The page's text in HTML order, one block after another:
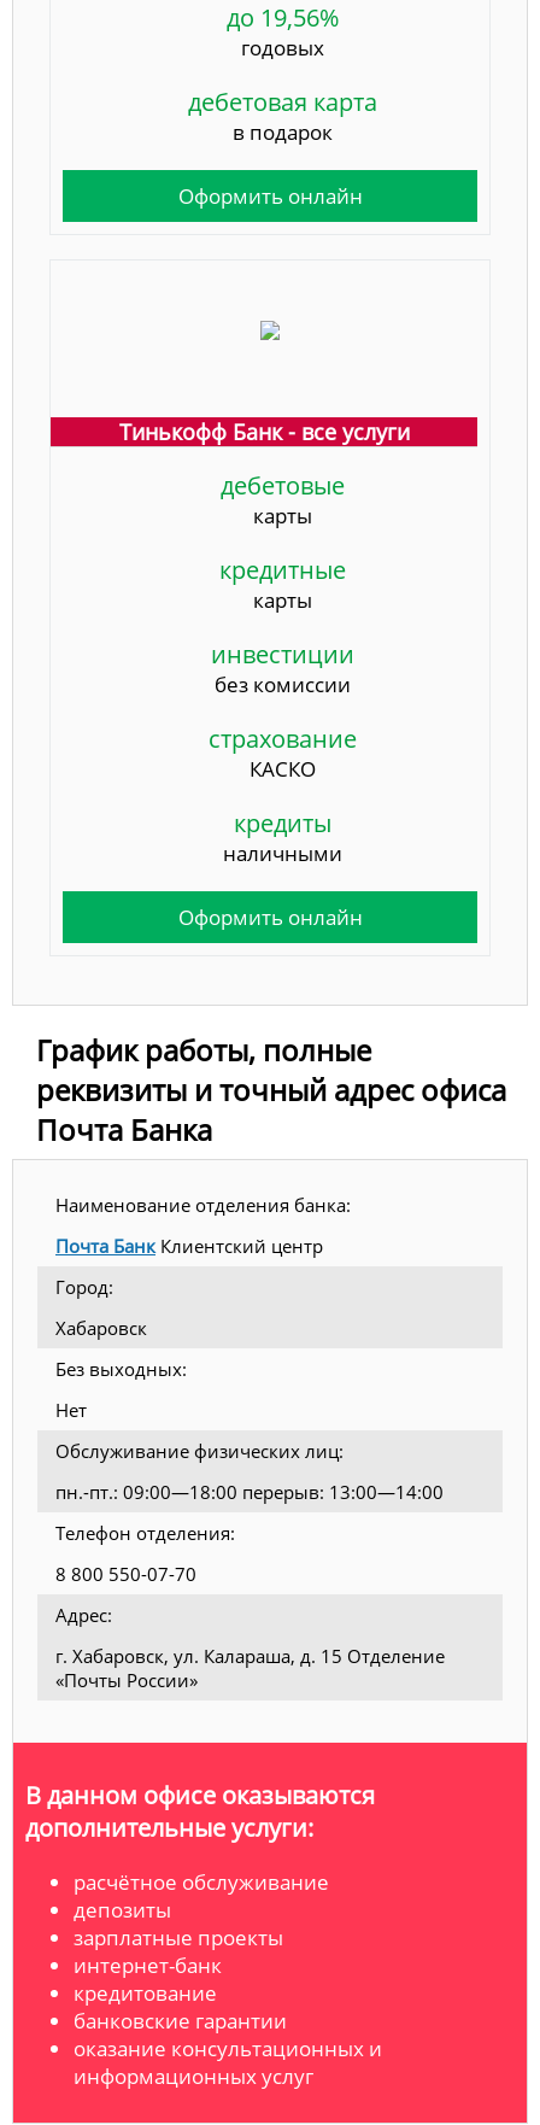
до 19,56%
годовых
дебетовая карта
в подарок
Оформить онлайн
Тинькофф Банк - все услуги
дебетовые
карты
кредитные
карты
инвестиции
без комиссии
страхование
КАСКО
кредиты
наличными
Оформить онлайн
График работы, полные
реквизиты и точный адрес офиса
Почта Банка
Наименование отделения банка:
Почта БанкКлиентский центр
Город:
Хабаровск
Без выходных:
Нет
Обслуживание физических лиц:
пн.-пт.: 09:00—18:00 перерыв: 13:00—14:00
Телефон отделения:
8 800 550-07-70
Адрес:
г. Хабаровск, ул. Калараша, д. 15 Отделение
«Почты России»
В данном офисе оказываются
дополнительные услуги:
расчётное обслуживание
депозиты
зарплатные проекты
интернет-банк
кредитование
банковские гарантии
оказание консультационных и
информационных услуг